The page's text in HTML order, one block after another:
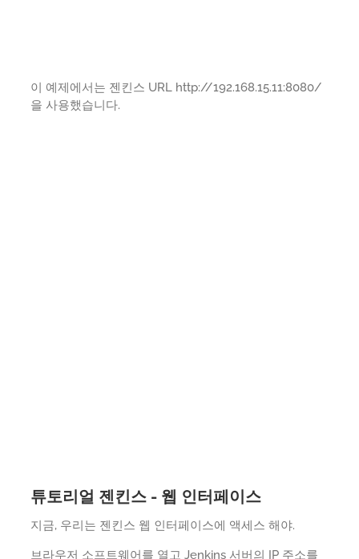
이 예제에서는 젠킨스 URL http://192.168.15.11:8080/
을 사용했습니다.
튜토리얼 젠킨스 - 웹 인터페이스
지금, 우리는 젠킨스 웹 인터페이스에 액세스 해야.
브라우저 소프트웨어를 열고 Jenkins 서버의 IP 주소를